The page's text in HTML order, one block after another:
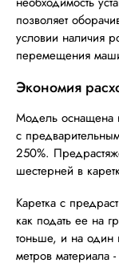
позволяет
условии наличия
перемещения
Экономия
Модель оснащена
с
250%.
шестерней в
Каретка с
как подать ее на
тоньше, и на один
метров материала